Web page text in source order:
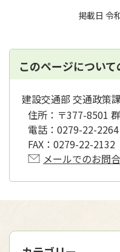
掲載日 令
このページについ
建設交通部 交通政策
住所： 〒377-8501
電話： 0279-22-2264
FAX： 0279-22-2132
メールでのお問